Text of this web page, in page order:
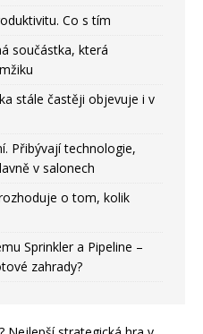
Co s tím
součástka, která
stále častěji objevuje i v
Přibývají technologie,
v salonech
o tom, kolik
Sprinkler a Pipeline –
zahrady?